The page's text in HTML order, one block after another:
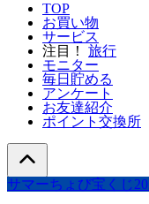
TOP
お買い物
サービス
注目！
旅行
モニター
毎日貯める
アンケート
お友達紹介
ポイント交換所
サマーちょび宝くじ